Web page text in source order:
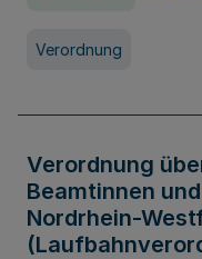
Verordnung
Verordnung
Beamtinnen
Nordrhein-